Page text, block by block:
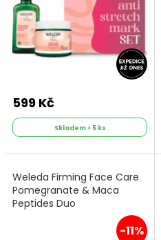
599 Kč
Skladem > 5 ks
Weleda Firming Face Care
Pomegranate & Maca
Peptides Duo
-11%